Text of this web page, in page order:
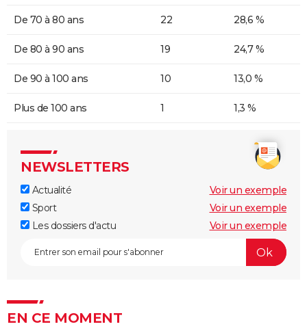
De 70 à 80 ans 22 28,6 %
De 80 à 90 ans 19 24,7 %
De 90 à 100 ans 10 13,0 %
Plus de 100 ans 1 1,3 %
NEWSLETTERS
Actualité
Voir un exemple
Sport
Voir un exemple
Les dossiers d'actu
Voir un exemple
EN CE MOMENT